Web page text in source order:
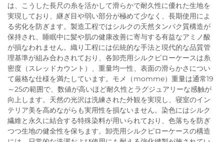
は、こうした長尺の糸を活かして滑らかで耐久性に優れた生地を
実現しており、継ぎ目や弱い部分が極めて少なく、長期使用によ
る劣化を防ぎます。製造工程ではシルクの天然タンパク質構造が
保持され、睡眠中に髪や肌の健康改善に寄与する有益なアミノ酸
が損なわれません。織り工程には伝統的な手法と現代的な品質管
理基準が組み合わされており、各卸売用シルクピローケースは糸
密度（スレッドカウント）、重量均一性、表面の滑らかさについ
て厳格な仕様を満たしています。モメ（momme）重量は通常19
～25の範囲で、数値が高いほど耐久性とラグジュアリーな感触が
向上します。天然の光沢は洗練された外観を実現し、寝室のイン
テリア美を高めながらも実用性を損ないません。染色にはシルク
繊維と永久に結合する特殊染料が用いられており、色落ちを防ぎ
つつ生地の健全性を保ちます。卸売用シルクピローケースの構造